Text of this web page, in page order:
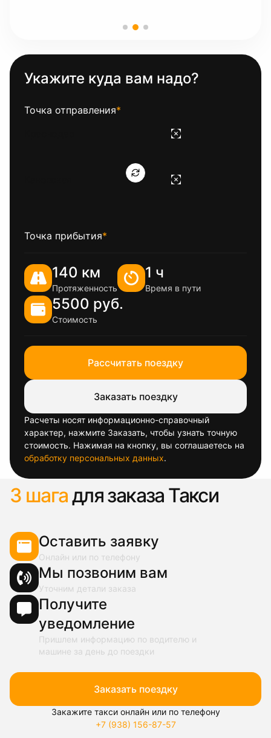
Укажите куда вам надо?
Точка отправления*
Точка прибытия*
140 км
Протяженность
1 ч
Время в пути
5500 руб.
Стоимость
Рассчитать поездку
Заказать поездку
Расчеты носят информационно-справочный
характер, нажмите Заказать, чтобы узнать точную
стоимость. Нажимая на кнопку, вы соглашаетесь на
обработку персональных данных.
3 шагадля заказа Такси
Оставить заявку
Онлайн или по телефону
Мы позвоним вам
Уточним детали заказа
Получите
уведомление
Пришлем информацию по водителю и
машине за день до поездки
Заказать поездку
Закажите такси онлайн или по телефону
+7 (938) 156-87-57